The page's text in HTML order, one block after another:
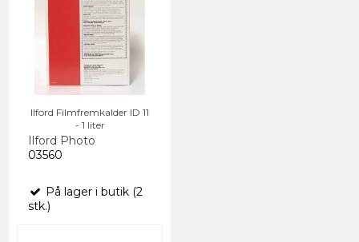
Ilford Filmfremkalder ID 11
- 1 liter
Ilford Photo
03560
På lager i butik (2
stk.)